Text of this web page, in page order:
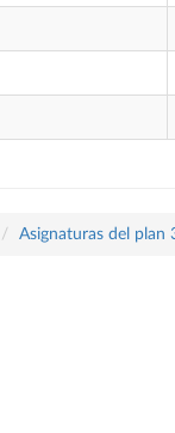
Asignaturas del plan